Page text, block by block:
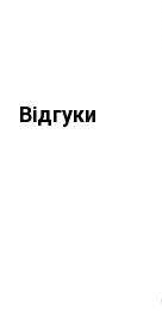
Відгуки